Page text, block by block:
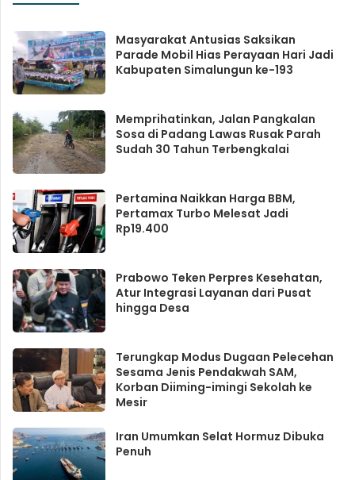
Masyarakat Antusias Saksikan
Parade Mobil Hias Perayaan Hari Jadi
Kabupaten Simalungun ke-193
Memprihatinkan, Jalan Pangkalan
Sosa di Padang Lawas Rusak Parah
Sudah 30 Tahun Terbengkalai
Pertamina Naikkan Harga BBM,
Pertamax Turbo Melesat Jadi
Rp19.400
Prabowo Teken Perpres Kesehatan,
Atur Integrasi Layanan dari Pusat
hingga Desa
Terungkap Modus Dugaan Pelecehan
Sesama Jenis Pendakwah SAM,
Korban Diiming-imingi Sekolah ke
Mesir
Iran Umumkan Selat Hormuz Dibuka
Penuh